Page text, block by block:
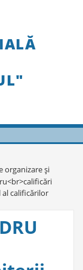
organizare şi
calificărilor